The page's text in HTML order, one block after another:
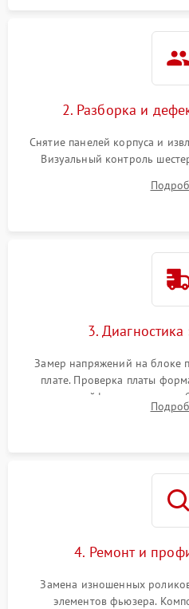
2. Разборка и
Снятие панелей корпуса и
Визуальный контроль
захвата, термопленки и
Проверка оптики
3.
Замер напряжений на блоке
плате. Проверка платы
плоских шлейфов сканера и
оптопар (датчиков
4. Ремонт и
Замена изношенных
элементов фьюзера.